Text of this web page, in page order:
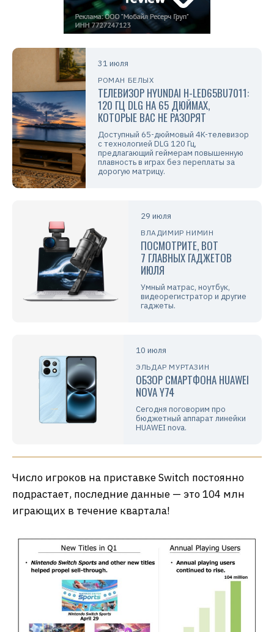
31 июля
РОМАН БЕЛЫХ
ТЕЛЕВИЗОР HYUNDAI H-LED65BU7011:
120 ГЦ DLG НА 65 ДЮЙМАХ,
КОТОРЫЕ ВАС НЕ РАЗОРЯТ
Доступный 65-дюймовый 4K-телевизор
с технологией DLG 120 Гц,
предлагающий геймерам повышенную
плавность в играх без переплаты за
дорогую матрицу.
29 июля
ВЛАДИМИР НИМИН
ПОСМОТРИТЕ, ВОТ
7 ГЛАВНЫХ ГАДЖЕТОВ
ИЮЛЯ
Умный матрас, ноутбук,
видеорегистратор и другие
гаджеты.
10 июля
ЭЛЬДАР МУРТАЗИН
ОБЗОР СМАРТФОНА HUAWEI
NOVA Y74
Сегодня поговорим про
бюджетный аппарат линейки
HUAWEI nova.
Число игроков на приставке Switch постоянно
подрастает, последние данные — это 104 млн
играющих в течение квартала!